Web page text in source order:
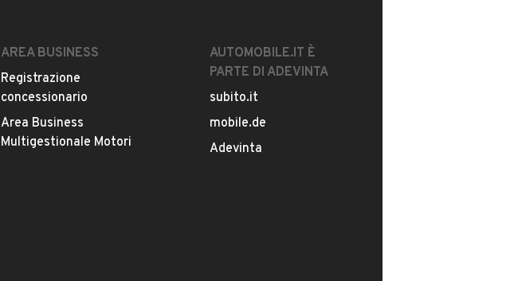
AREA BUSINESS
Registrazione
concessionario
Area Business
Multigestionale Motori
AUTOMOBILE.IT È
PARTE DI ADEVINTA
subito.it
mobile.de
Adevinta